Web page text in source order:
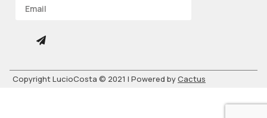
Copyright LucioCosta © 2021 | Powered byCactus